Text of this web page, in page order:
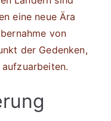
eine neue Ära
von
der Gedenken,